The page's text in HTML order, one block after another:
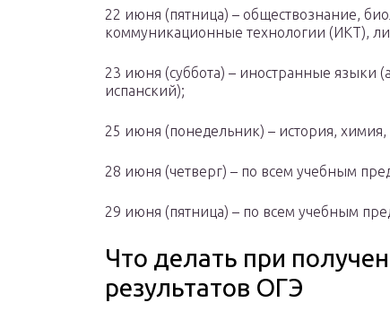
22 июня (пятница) – обществознание,
коммуникационные технологии (ИКТ),
23 июня (суббота) – иностранные языки
испанский);
25 июня (понедельник) – история,
28 июня (четверг) – по всем учебным
29 июня (пятница) – по всем учебным
Что делать при
результатов ОГЭ